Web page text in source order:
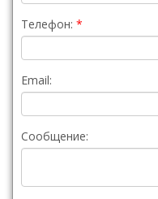
Телефон:
Email:
Сообщение: